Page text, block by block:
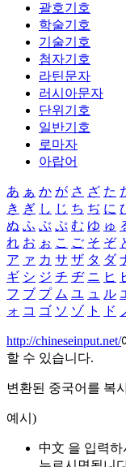
괄호기호
학술기호
기술기호
첨자기호
라틴문자
러시아문자
단위기호
일반기호
로마자
아랍어
あ ぁ か が さ ざ た
き ぎ し じ ち ぢ に
ぬ ふ ぶ ぷ む ゆ ゅ
れ お ぉ こ ご そ ぞ
ア ァ カ サ ザ タ ダ
ギ シ ジ チ ヂ ニ ヒ
フ ブ プ ム ユ ュ ル
ォ コ ゴ ソ ゾ ト ド
http://chineseinput.net/
할 수 있습니다.
변환된 중국어를 복
예시)
中文 을 입력하